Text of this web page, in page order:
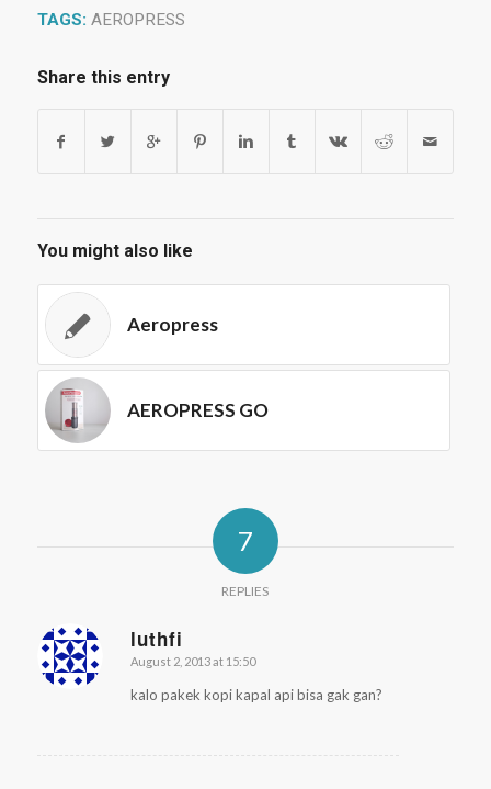
TAGS: AEROPRESS
Share this entry
You might also like
Aeropress
AEROPRESS GO
7
REPLIES
luthfi
says:
August 2, 2013 at 15:50
kalo pakek kopi kapal api bisa gak gan?